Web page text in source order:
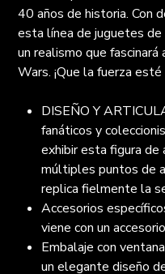
40 años de historia. Con
esta línea de juguetes
un realismo que
Wars. ¡Que la fuerza
DISEÑO Y
fanáticos y
exhibir esta figura de
múltiples puntos de
replica fielmente la
Accesorios
viene con un
Embalaje con
un elegante diseño